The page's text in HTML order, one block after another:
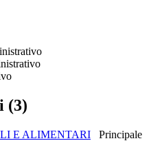
(3)
E ALIMENTARI Principale